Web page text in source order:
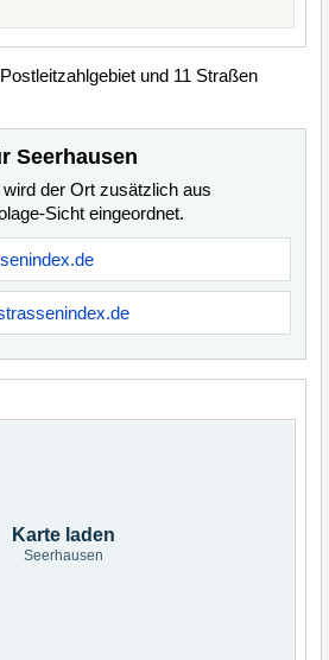
und 11 Straßen
Seerhausen
der Ort zusätzlich aus
Sicht eingeordnet.
Karte laden
Seerhausen